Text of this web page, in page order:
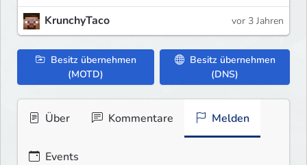
KrunchyTaco vor 3 Jahren
Besitz übernehmen
(MOTD)
Besitz übernehmen
(DNS)
Über Kommentare Melden
Events